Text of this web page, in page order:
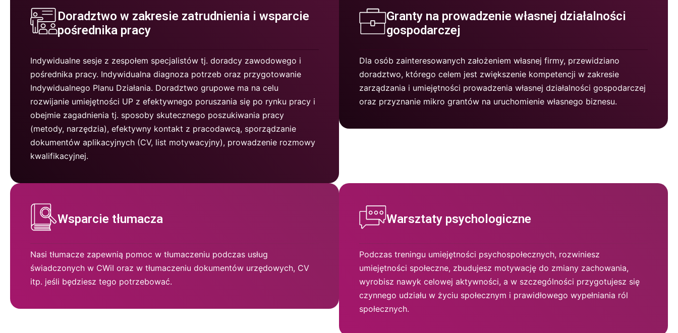
Doradztwo w zakresie zatrudnienia i wsparcie
pośrednika pracy
Indywidualne sesje z zespołem specjalistów tj. doradcy zawodowego i
pośrednika pracy. Indywidualna diagnoza potrzeb oraz przygotowanie
Indywidualnego Planu Działania. Doradztwo grupowe ma na celu
rozwijanie umiejętności UP z efektywnego poruszania się po rynku pracy i
obejmie zagadnienia tj. sposoby skutecznego poszukiwania pracy
(metody, narzędzia), efektywny kontakt z pracodawcą, sporządzanie
dokumentów aplikacyjnych (CV, list motywacyjny), prowadzenie rozmowy
kwalifikacyjnej.
Granty na prowadzenie własnej działalności
gospodarczej
Dla osób zainteresowanych założeniem własnej firmy, przewidziano
doradztwo, którego celem jest zwiększenie kompetencji w zakresie
zarządzania i umiejętności prowadzenia własnej działalności gospodarczej
oraz przyznanie mikro grantów na uruchomienie własnego biznesu.
Wsparcie tłumacza
Nasi tłumacze zapewnią pomoc w tłumaczeniu podczas usług
świadczonych w CWiI oraz w tłumaczeniu dokumentów urzędowych, CV
itp. jeśli będziesz tego potrzebować.
Warsztaty psychologiczne
Podczas treningu umiejętności psychospołecznych, rozwiniesz
umiejętności społeczne, zbudujesz motywację do zmiany zachowania,
wyrobisz nawyk celowej aktywności, a w szczególności przygotujesz się
czynnego udziału w życiu społecznym i prawidłowego wypełniania ról
społecznych.